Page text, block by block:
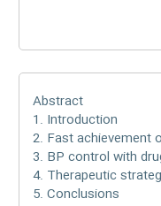
Abstract
1. Introduction
2. Fast achievement
3. BP control with
4. Therapeutic
5. Conclusions